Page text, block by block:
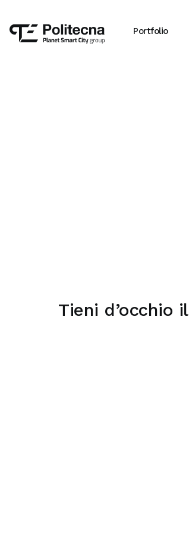
Portfolio
Tieni d’occhio